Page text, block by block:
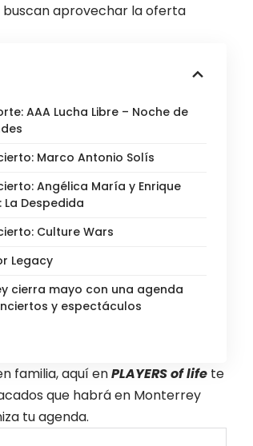
buscan aprovechar la oferta
AAA Lucha Libre – Noche de
Marco Antonio Solís
Angélica María y Enrique
La Despedida
Culture Wars
Legacy
cierra mayo con una agenda
y espectáculos
familia, aquí enPLAYERS of life te
que habrá en Monterrey
tu agenda.